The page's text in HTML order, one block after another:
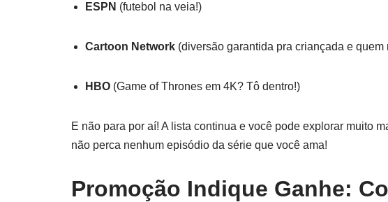
ESPN (futebol na veia!)
Cartoon Network (diversão garantida pra criançada e quem
HBO (Game of Thrones em 4K? Tô dentro!)
E não para por aí! A lista continua e você pode explorar muito
não perca nenhum episódio da série que você ama!
Promoção Indique Ganhe: